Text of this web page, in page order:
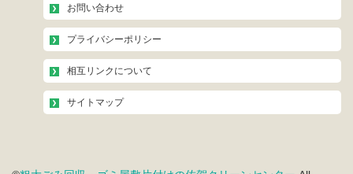
お問い合わせ
プライバシーポリシー
相互リンクについて
サイトマップ